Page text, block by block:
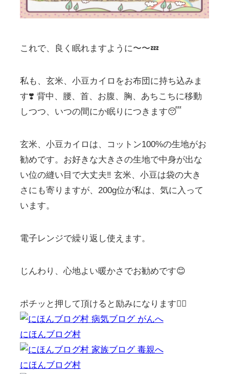
これで、良く眠れますように〜〜💤
私も、玄米、小豆カイロをお布団に持ち込みま
す❣️ 背中、腰、首、お腹、胸、あちこちに移動
しつつ、いつの間にか眠りにつきます😴
玄米、小豆カイロは、コットン100%の生地がお
勧めです。お好きな大きさの生地で中身が出な
い位の縫い目で大丈夫‼ 玄米、小豆は袋の大き
さにも寄りますが、200g位が私は、気に入って
います。
電子レンジで繰り返し使えます。
じんわり、心地よい暖かさでお勧めです😊
ポチッと押して頂けると励みになります🙇‍♀️
にほんブログ村
にほんブログ村